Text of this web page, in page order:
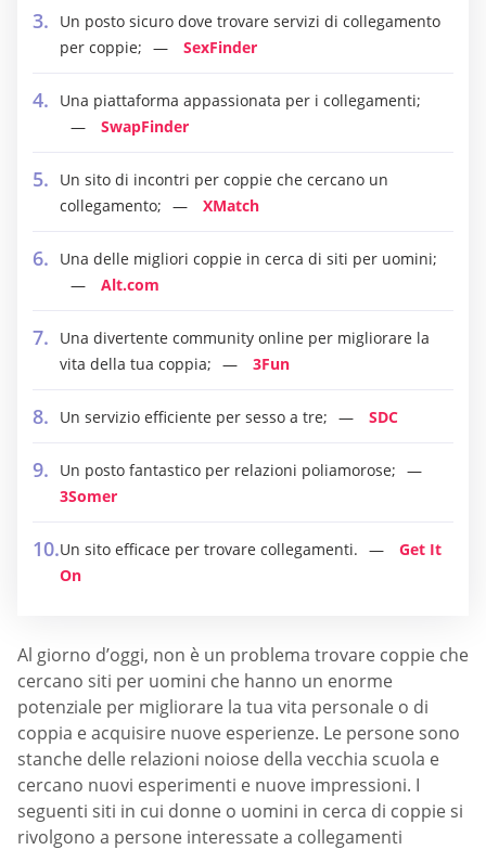
Un posto sicuro dove trovare servizi di collegamento
per coppie;
SexFinder
Una piattaforma appassionata per i collegamenti;
SwapFinder
Un sito di incontri per coppie che cercano un
collegamento;
XMatch
Una delle migliori coppie in cerca di siti per uomini;
Alt.com
Una divertente community online per migliorare la
vita della tua coppia;
3Fun
Un servizio efficiente per sesso a tre; SDC
Un posto fantastico per relazioni poliamorose;
3Somer
Un sito efficace per trovare collegamenti.
Get It
On
Al giorno d’oggi, non è un problema trovare coppie che
cercano siti per uomini che hanno un enorme
potenziale per migliorare la tua vita personale o di
coppia e acquisire nuove esperienze. Le persone sono
stanche delle relazioni noiose della vecchia scuola e
cercano nuovi esperimenti e nuove impressioni. I
seguenti siti in cui donne o uomini in cerca di coppie si
rivolgono a persone interessate a collegamenti